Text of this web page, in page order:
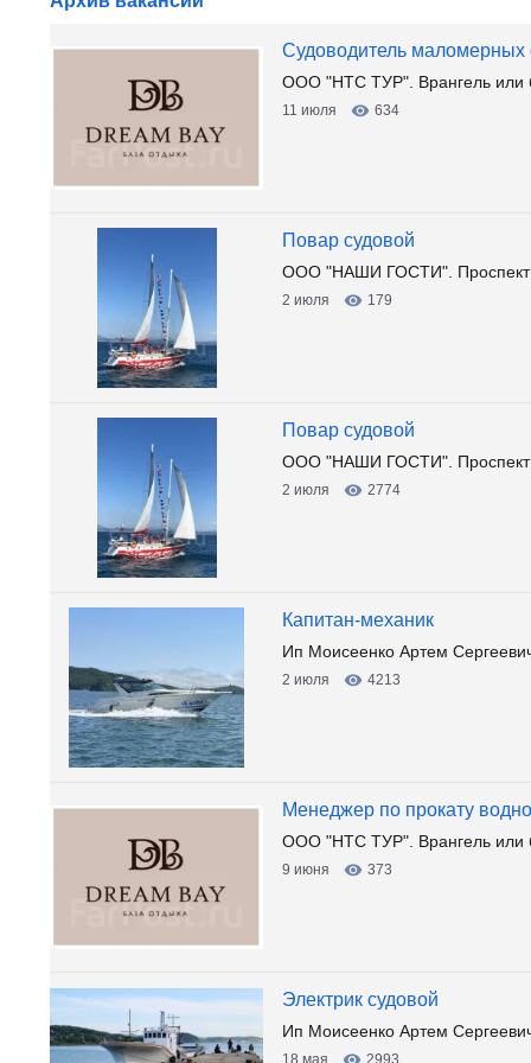
Судоводитель маломерных
ООО "НТС ТУР". Врангель или
11 июля 634
Повар судовой
ООО "НАШИ ГОСТИ". Проспект
2 июля 179
Повар судовой
ООО "НАШИ ГОСТИ". Проспект
2 июля 2774
Капитан-механик
Ип Моисеенко Артем
2 июля 4213
Менеджер по прокату
ООО "НТС ТУР". Врангель или
9 июня 373
Электрик судовой
Ип Моисеенко Артем
18 мая 2993